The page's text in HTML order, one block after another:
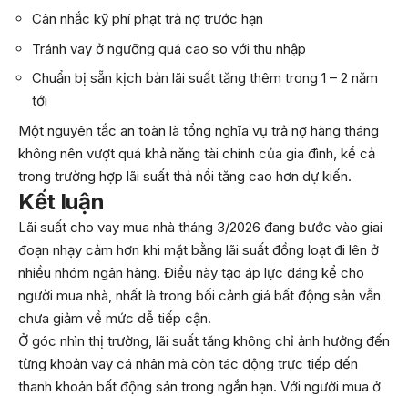
Cân nhắc kỹ phí phạt trả nợ trước hạn
Tránh vay ở ngưỡng quá cao so với thu nhập
Chuẩn bị sẵn kịch bản lãi suất tăng thêm trong 1 – 2 năm
tới
Một nguyên tắc an toàn là tổng nghĩa vụ trả nợ hàng tháng
không nên vượt quá khả năng tài chính của gia đình, kể cả
trong trường hợp lãi suất thả nổi tăng cao hơn dự kiến.
Kết luận
Lãi suất cho vay mua nhà tháng 3/2026 đang bước vào giai
đoạn nhạy cảm hơn khi mặt bằng lãi suất đồng loạt đi lên ở
nhiều nhóm ngân hàng. Điều này tạo áp lực đáng kể cho
người mua nhà, nhất là trong bối cảnh giá bất động sản vẫn
chưa giảm về mức dễ tiếp cận.
Ở góc nhìn thị trường, lãi suất tăng không chỉ ảnh hưởng đến
từng khoản vay cá nhân mà còn tác động trực tiếp đến
thanh khoản bất động sản trong ngắn hạn. Với người mua ở